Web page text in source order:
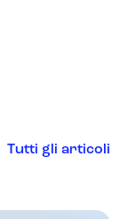
Tutti gli articoli